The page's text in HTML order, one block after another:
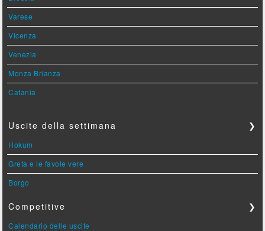
Varese
Vicenza
Venezia
Monza Brianza
Catania
Uscite della settimana ❯
Hokum
Greta e le favole vere
Borgo
Competitive ❯
Calendario delle uscite